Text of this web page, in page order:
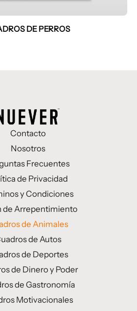
DE PERROS
Contacto
Nosotros
Frecuentes
de Privacidad
y Condiciones
de Arrepentimiento
de Animales
de Autos
de Deportes
de Dinero y Poder
de Gastronomía
Motivacionales